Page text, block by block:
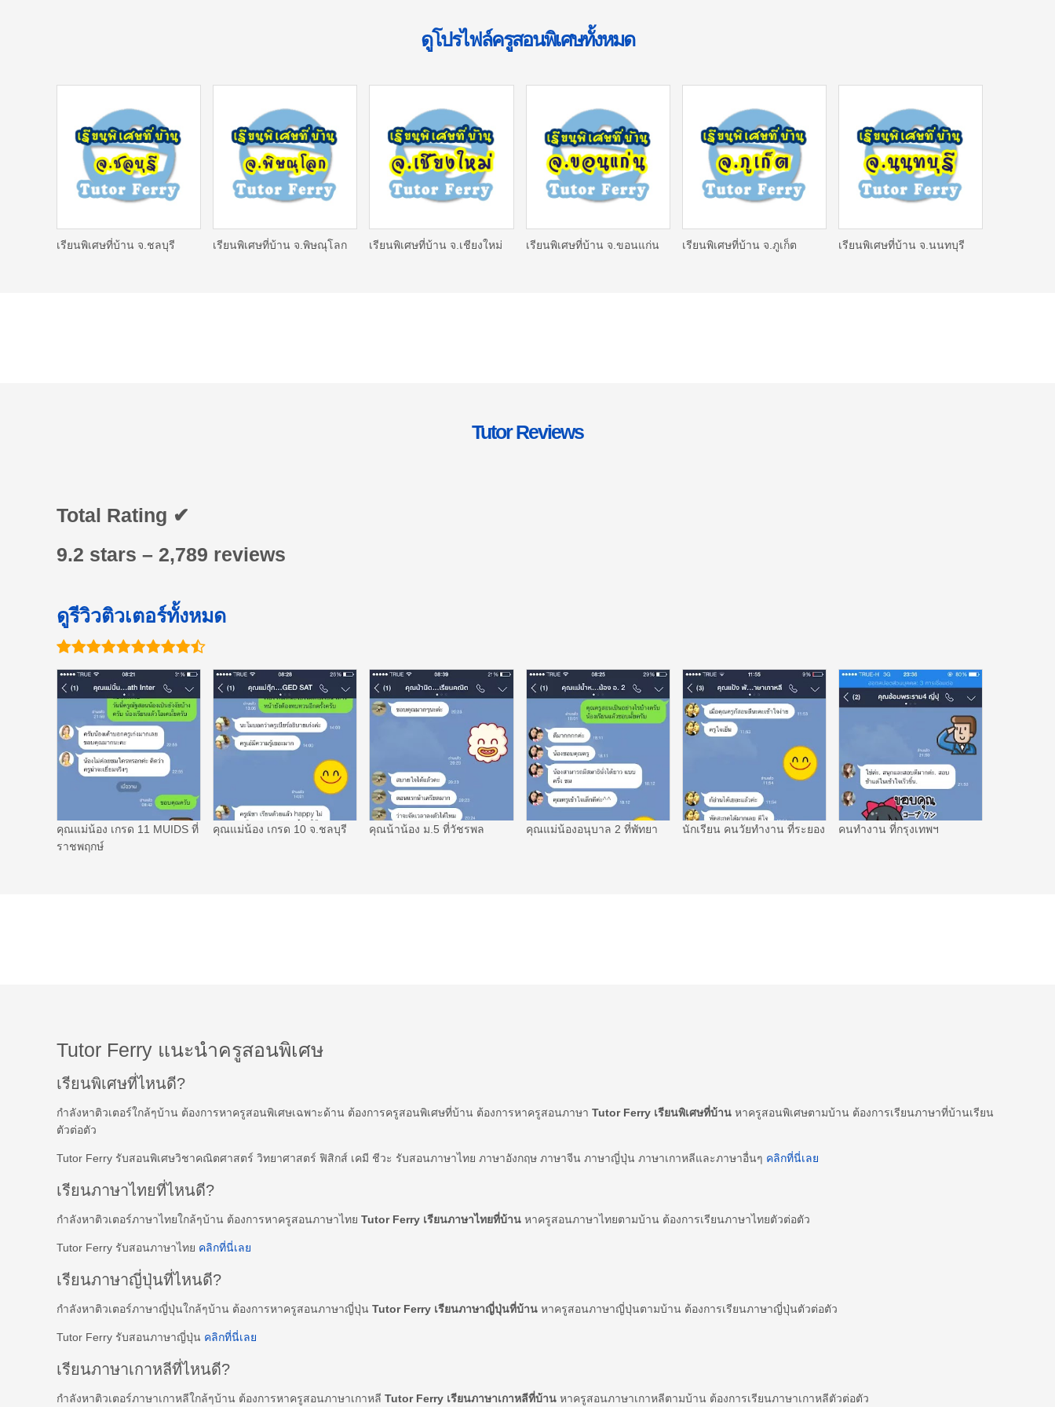
ดูโปรไฟล์ครูสอนพิเศษทั้งหมด
เรียนพิเศษที่บ้าน จ.ชลบุรี เรียนพิเศษที่บ้าน จ.พิษณุโลก เรียนพิเศษที่บ้าน จ.เชียงใหม่ เรียนพิเศษที่บ้าน จ.ขอนแก่น เรียนพิเศษที่บ้าน จ.ภูเก็ต เรียนพิเศษที่บ้าน จ.นนทบุรี
Tutor Reviews
Total Rating ✔
9.2 stars – 2,789 reviews
ดูรีวิวติวเตอร์ทั้งหมด
คุณแม่น้อง เกรด 11 MUIDS ที่
ราชพฤกษ์
คุณแม่น้อง เกรด 10 จ.ชลบุรี คุณน้าน้อง ม.5 ที่วัชรพล คุณแม่น้องอนุบาล 2 ที่พัทยา นักเรียน คนวัยทำงาน ที่ระยอง คนทำงาน ที่กรุงเทพฯ
Tutor Ferry แนะนำครูสอนพิเศษ
เรียนพิเศษที่ไหนดี?
กำลังหาติวเตอร์ใกล้ๆบ้าน ต้องการหาครูสอนพิเศษเฉพาะด้าน ต้องการครูสอนพิเศษที่บ้าน ต้องการหาครูสอนภาษา Tutor Ferry เรียนพิเศษที่บ้าน หาครูสอนพิเศษตามบ้าน ต้องการเรียนภาษาที่บ้านเรียน
ตัวต่อตัว
Tutor Ferry รับสอนพิเศษวิชาคณิตศาสตร์ วิทยาศาสตร์ ฟิสิกส์ เคมี ชีวะ รับสอนภาษาไทย ภาษาอังกฤษ ภาษาจีน ภาษาญี่ปุ่น ภาษาเกาหลีและภาษาอื่นๆ คลิกที่นี่เลย
เรียนภาษาไทยที่ไหนดี?
กำลังหาติวเตอร์ภาษาไทยใกล้ๆบ้าน ต้องการหาครูสอนภาษาไทย Tutor Ferry เรียนภาษาไทยที่บ้าน หาครูสอนภาษาไทยตามบ้าน ต้องการเรียนภาษาไทยตัวต่อตัว
Tutor Ferry รับสอนภาษาไทย คลิกที่นี่เลย
เรียนภาษาญี่ปุ่นที่ไหนดี?
กำลังหาติวเตอร์ภาษาญี่ปุ่นใกล้ๆบ้าน ต้องการหาครูสอนภาษาญี่ปุ่น Tutor Ferry เรียนภาษาญี่ปุ่นที่บ้าน หาครูสอนภาษาญี่ปุ่นตามบ้าน ต้องการเรียนภาษาญี่ปุ่นตัวต่อตัว
Tutor Ferry รับสอนภาษาญี่ปุ่น คลิกที่นี่เลย
เรียนภาษาเกาหลีที่ไหนดี?
กำลังหาติวเตอร์ภาษาเกาหลีใกล้ๆบ้าน ต้องการหาครูสอนภาษาเกาหลี Tutor Ferry เรียนภาษาเกาหลีที่บ้าน หาครูสอนภาษาเกาหลีตามบ้าน ต้องการเรียนภาษาเกาหลีตัวต่อตัว